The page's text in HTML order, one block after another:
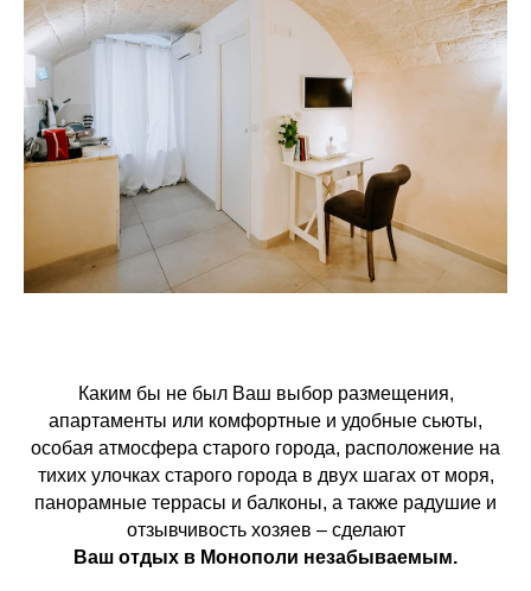
Каким бы не был Ваш выбор размещения,
апартаменты или комфортные и удобные сьюты,
особая атмосфера старого города, расположение на
тихих улочках старого города в двух шагах от моря,
панорамные террасы и балконы, а также радушие и
отзывчивость хозяев – сделают
Ваш отдых в Монополи незабываемым.